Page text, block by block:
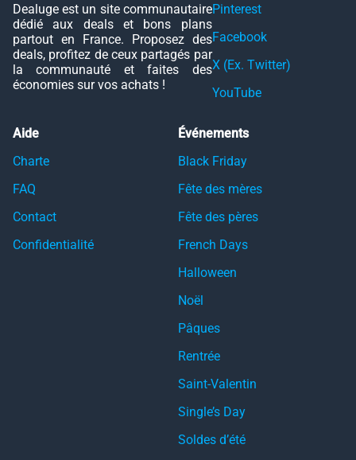
Dealuge est un site communautaire
dédié aux deals et bons plans
partout en France. Proposez des
deals, profitez de ceux partagés par
la communauté et faites des
économies sur vos achats !
Pinterest
Facebook
X (Ex. Twitter)
YouTube
Aide
Charte
FAQ
Contact
Confidentialité
Événements
Black Friday
Fête des mères
Fête des pères
French Days
Halloween
Noël
Pâques
Rentrée
Saint-Valentin
Single’s Day
Soldes d’été